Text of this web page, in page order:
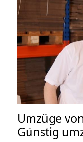
Umzüge
Günstig